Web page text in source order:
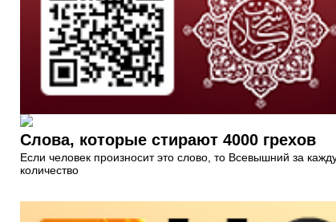
Слова, которые стирают 4000 грехов
Если человек произносит это слово, то Всевышний за
количество